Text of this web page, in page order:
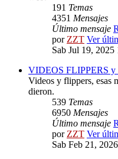
191 Temas
4351 Mensajes
Último mensaje
porZZT Ver
Sab Jul 19, 2025
VIDEOS FLIPPERS
Videos y flippers, esas
dieron.
539 Temas
6950 Mensajes
Último mensaje
porZZT Ver
Sab Feb 21,